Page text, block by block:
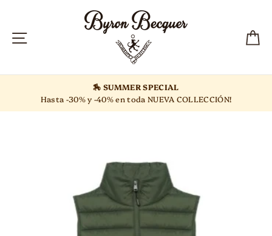
contenido
🏇 SUMMER SPECIAL
-30% y -40% en toda NUEVA COLLECCIÓN!